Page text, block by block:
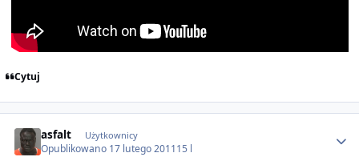
Cytuj
asfalt Użytkownicy
Opublikowano 17 lutego 201115 l